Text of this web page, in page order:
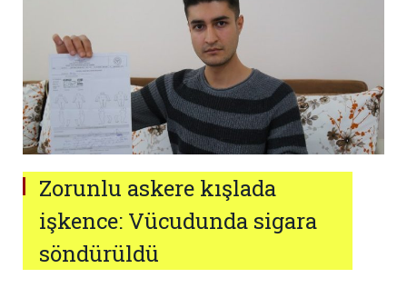
Zorunlu askere kışlada
işkence: Vücudunda sigara
söndürüldü